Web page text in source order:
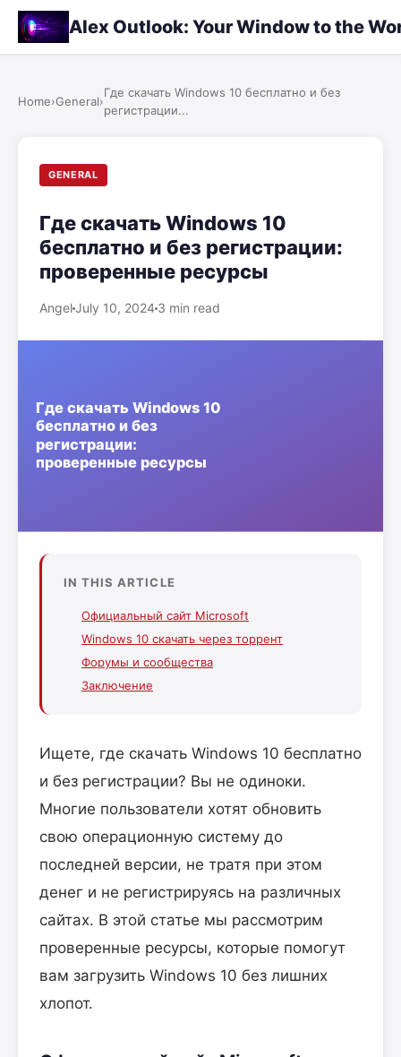
Alex Outlook: Your Window to the
Home›General›
Где скачать Windows 10 бесплатно и без
регистрации...
GENERAL
Где скачать Windows 10
бесплатно и без регистрации:
проверенные ресурсы
AngelJuly 10, 2024 3 min read
IN THIS ARTICLE
Официальный сайт Microsoft
Windows 10 скачать через торрент
Форумы и сообщества
Заключение
Ищете, где скачать Windows 10 бесплатно
и без регистрации? Вы не одиноки.
Многие пользователи хотят обновить
свою операционную систему до
последней версии, не тратя при этом
денег и не регистрируясь на различных
сайтах. В этой статье мы рассмотрим
проверенные ресурсы, которые помогут
вам загрузить Windows 10 без лишних
хлопот.